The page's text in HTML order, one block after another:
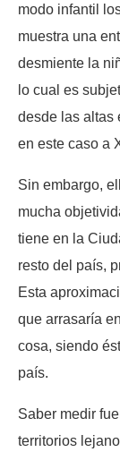
modo infantil
muestra una
desmiente la
lo cual es
desde las altas
en este caso a
Sin embargo,
mucha
tiene en la
resto del país,
Esta
que arrasaría
cosa, siendo
país.
Saber medir
territorios